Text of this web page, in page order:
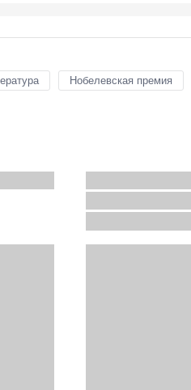
Нобелевская премия